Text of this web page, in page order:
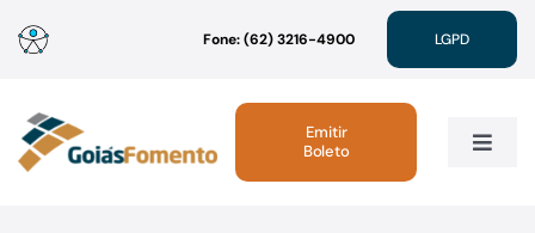
para
conteúdo
Fone: (62) 3216-4900 LGPD
Toggle
Emitir
Boleto